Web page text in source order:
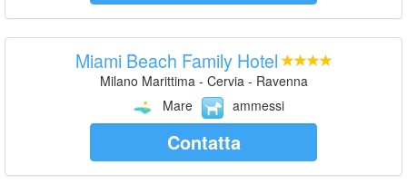
Miami Beach Family Hotel
Milano Marittima - Cervia - Ravenna
Mare
ammessi
Contatta